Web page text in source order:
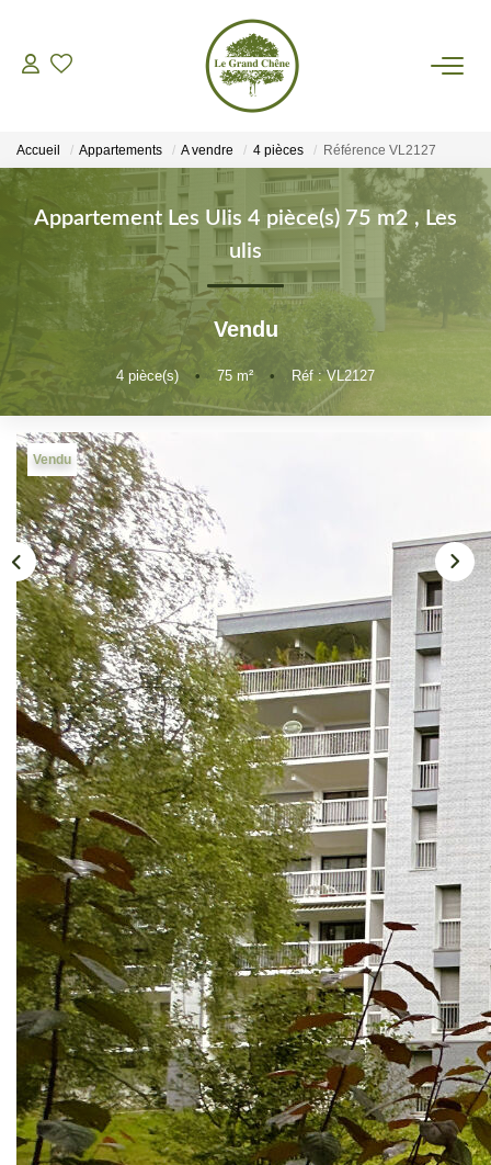
VENTES
LOCATIONS
GESTION
ASSURANCES
AGENCE
Nos Actualités
CONTACT
EXTRANET
Accueil Appartements A vendre 4 pièces Référence VL2127
Appartement Les Ulis 4 pièce(s) 75 m2 , Les
ulis
Vendu
4 pièce(s) • 75 m² • Réf : VL2127
Vendu
Description
Réf : VL2127
L' agence immobilière le Grand Chêne vous propose:
Un appartement de 4 pièces de 75 m² au premier étage
avec ascenseur. l'appartement est situé dans la résidence
"LES VIGNES DE BURES" (Bâtiment ravalé et isolé par
l'extérieure).
L' appartement comprend une vaste entrée, un séjour
double donnant sur un balcon plein SUD, une cuisine
équipée donnant également sur un balcon , dégagement
avec placard, 2 chambres, salle d'eau et water-closet.
1 cave.